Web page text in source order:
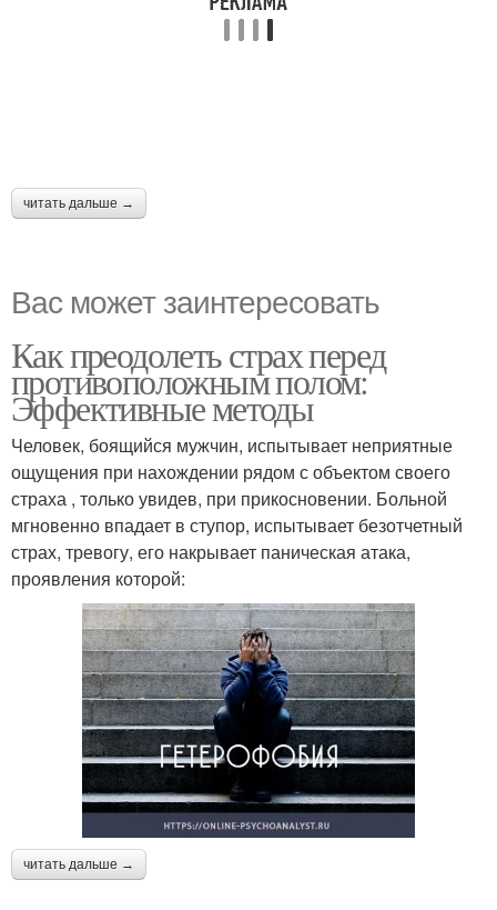
читать дальше →
Вас может заинтересовать
Как преодолеть страх перед
противоположным полом:
Эффективные методы
Человек, боящийся мужчин, испытывает неприятные
ощущения при нахождении рядом с объектом своего
страха , только увидев, при прикосновении. Больной
мгновенно впадает в ступор, испытывает безотчетный
страх, тревогу, его накрывает паническая атака,
проявления которой:
читать дальше →